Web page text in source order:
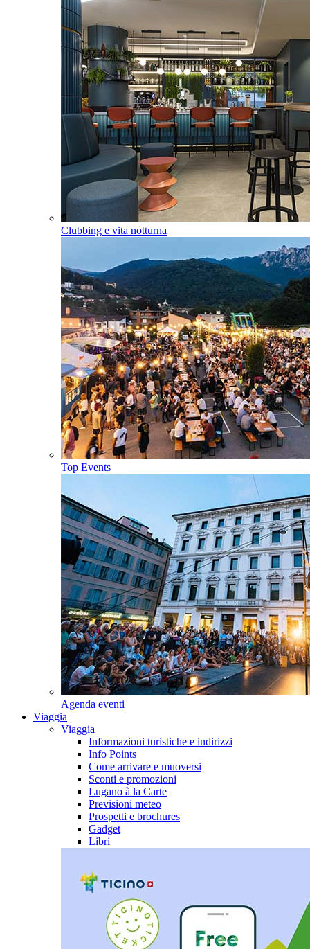
Clubbing e vita notturna
Top Events
Agenda eventi
Viaggia
Viaggia
Informazioni turistiche e indirizzi
Info Points
Come arrivare e muoversi
Sconti e promozioni
Lugano à la Carte
Previsioni meteo
Prospetti e brochures
Gadget
Libri